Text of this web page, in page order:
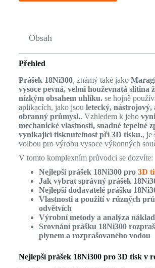
Obsah
Přehled
Prášek 18Ni300, známý také jako
vysoce pevná, velmi houževnatá slitina
nízkým obsahem uhlíku.se hojně
aplikacích, jako jsou letecký, nástrojový,
obranný průmysl.. Vzhledem k jeho
mechanické vlastnosti, snadné tepelné
vynikající tisknutelnost při 3D tisku., je
volbou pro výrobu vysoce výkonných
V tomto komplexním průvodci se dozvíte:
Nejlepší prášek 18Ni300 pro 3D
Jak vybrat správný prášek
Nejlepší dodavatelé prášku
Vlastnosti a použití v různých
odvětvích
Výrobní metody a analýza
Srovnání prášku 18Ni300
plynem a rozprašovaného vodou
Nejlepší prášek 18Ni300 pro 3D tisk v